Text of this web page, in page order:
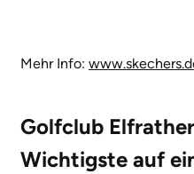
Mehr Info:
Golfclub
Wichtigste auf